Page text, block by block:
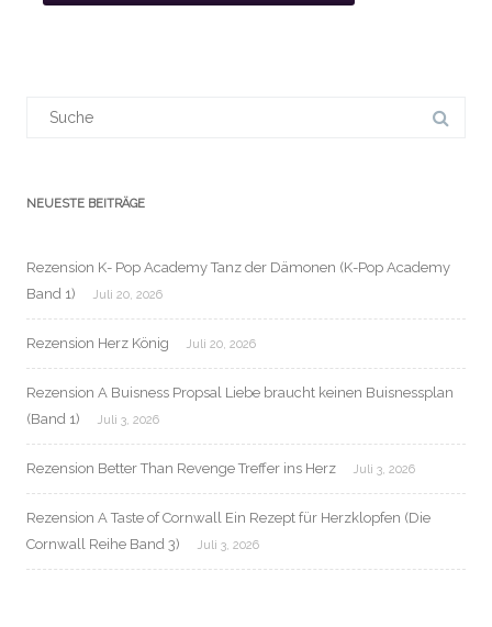
NEUESTE BEITRÄGE
Rezension K- Pop Academy Tanz der Dämonen (K-Pop Academy
Band 1)
Juli 20, 2026
Rezension Herz König Juli 20, 2026
Rezension A Buisness Propsal Liebe braucht keinen Buisnessplan
(Band 1)
Juli 3, 2026
Rezension Better Than Revenge Treffer ins Herz Juli 3, 2026
Rezension A Taste of Cornwall Ein Rezept für Herzklopfen (Die
Cornwall Reihe Band 3)
Juli 3, 2026